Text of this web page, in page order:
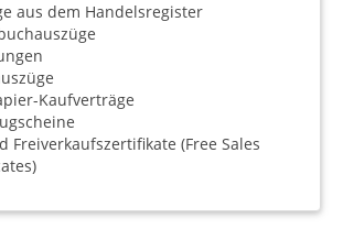
aus dem Handelsregister
Kaufverträge
Freiverkaufszertifikate (Free Sales